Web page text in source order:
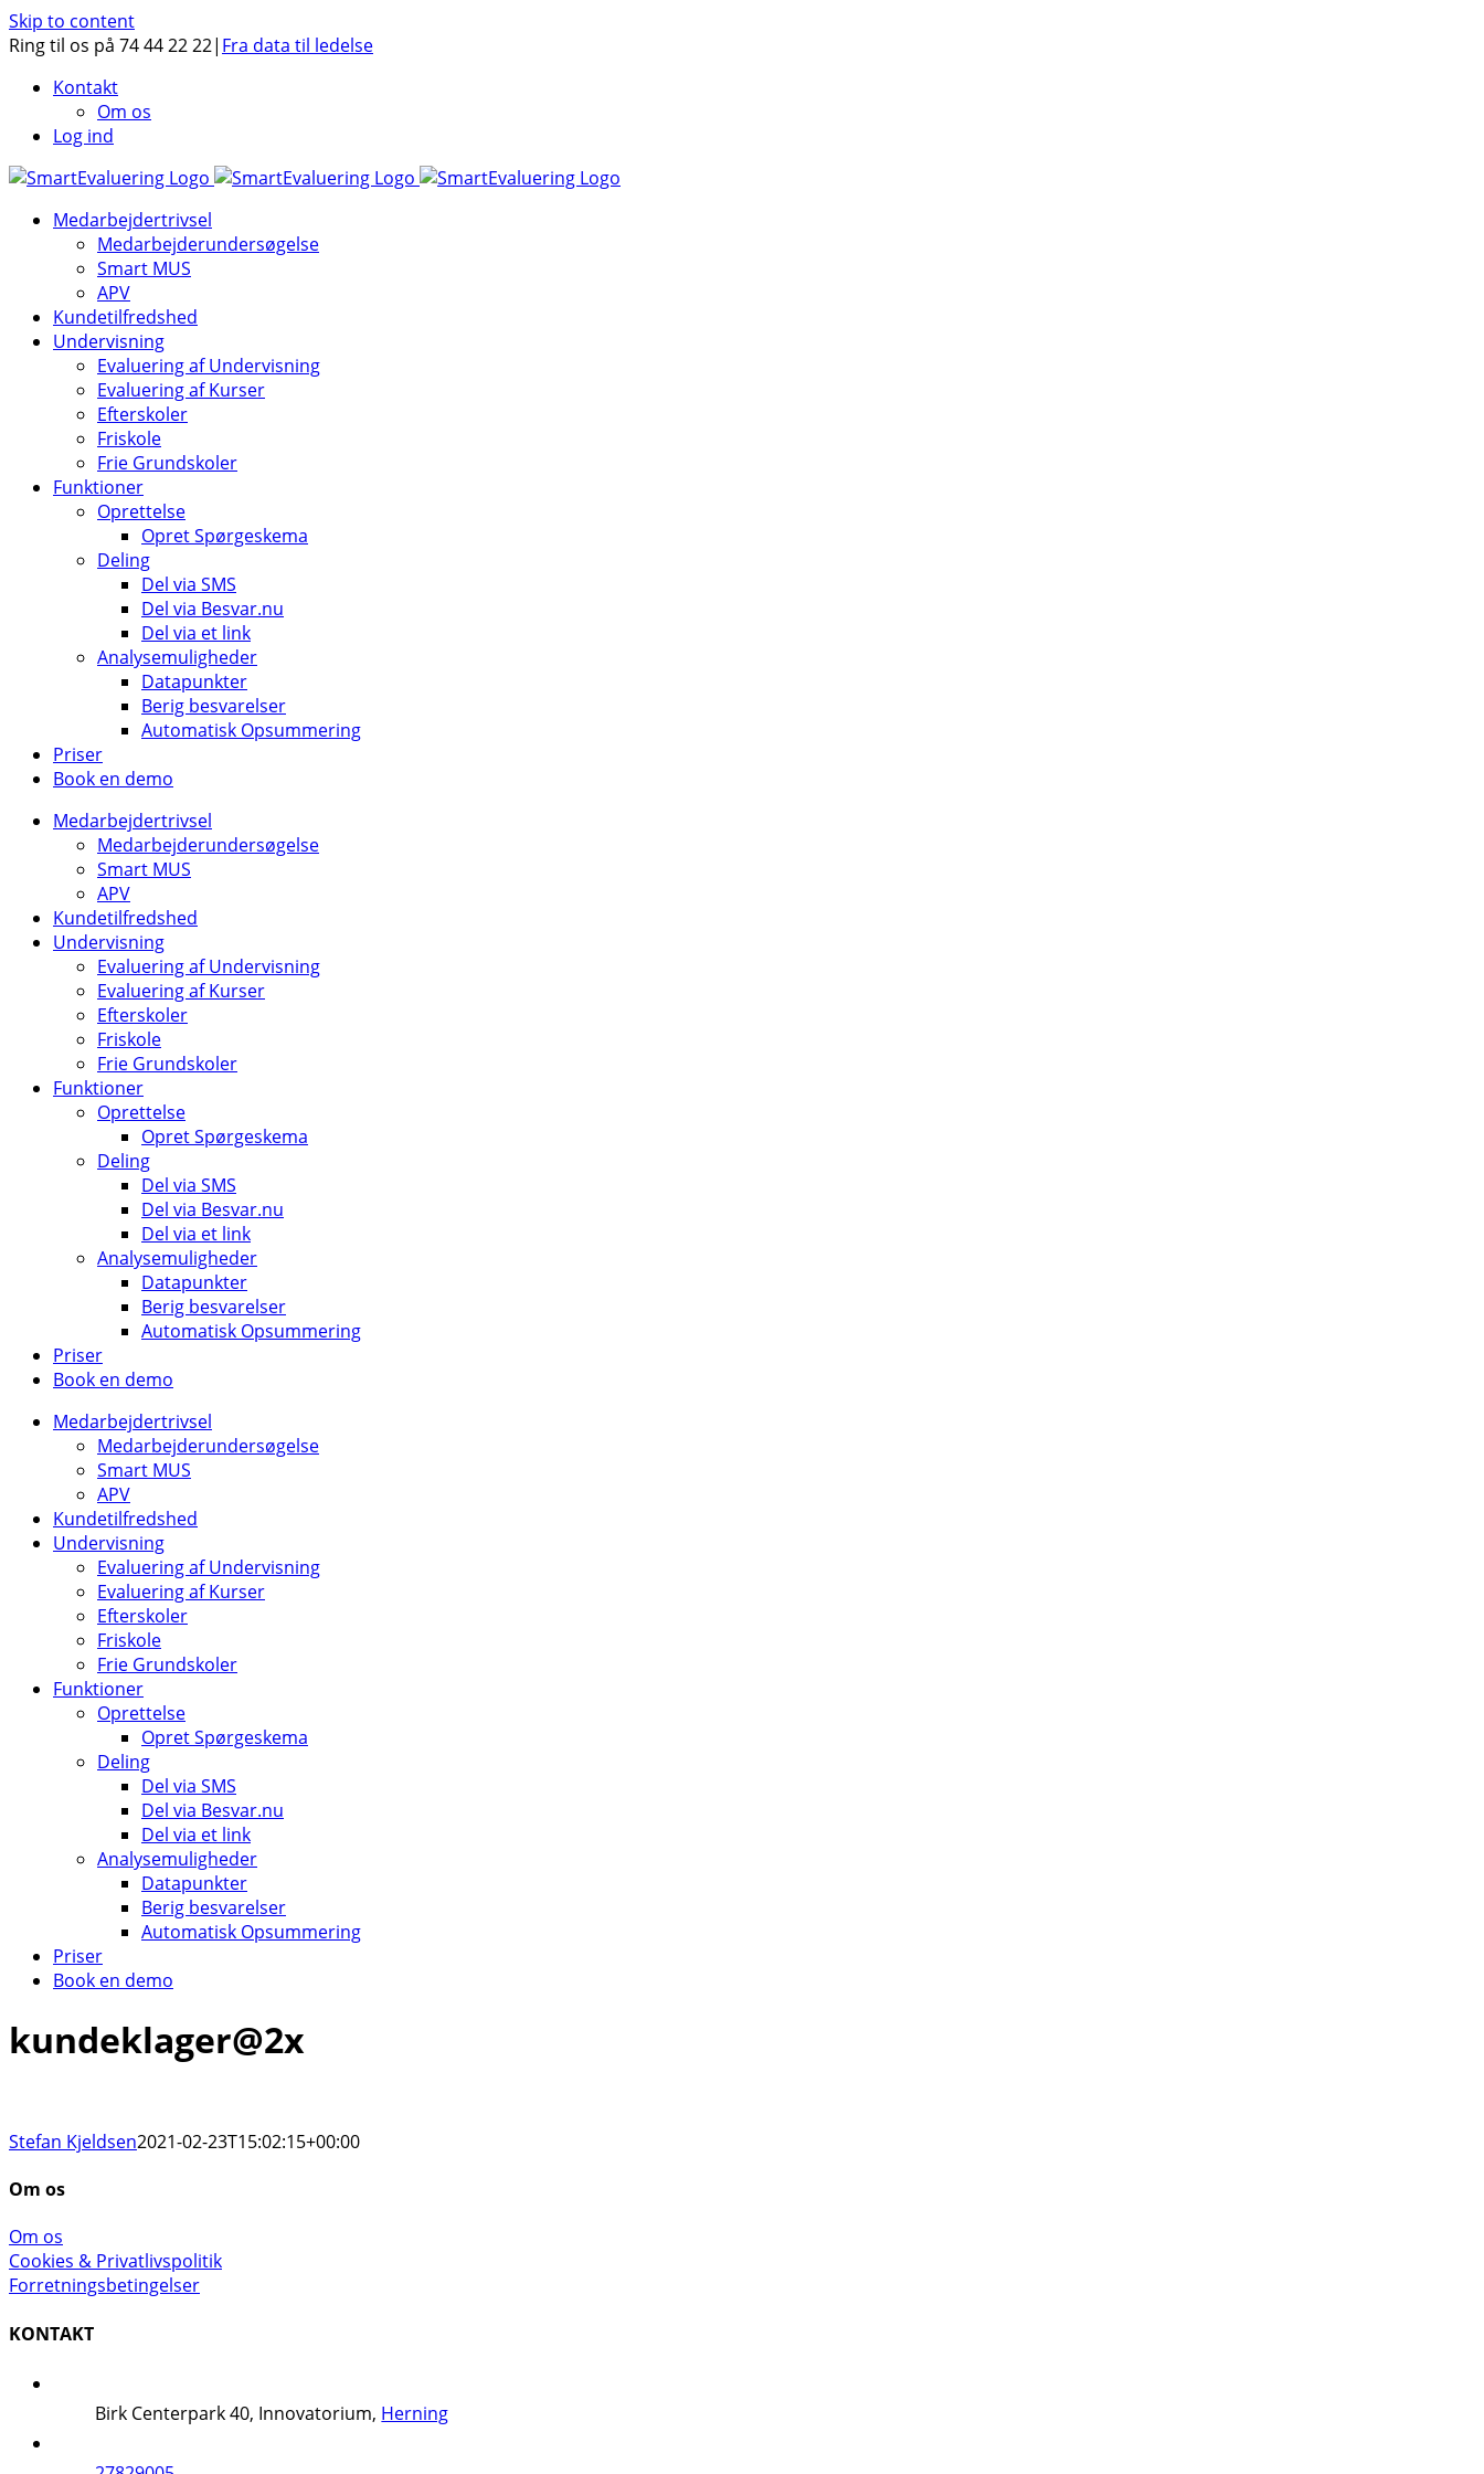
Skip to content
Ring til os på 74 44 22 22| Fra data til ledelse
Kontakt
Om os
Log ind
Medarbejdertrivsel
Medarbejderundersøgelse
Smart MUS
APV
Kundetilfredshed
Undervisning
Evaluering af Undervisning
Evaluering af Kurser
Efterskoler
Friskole
Frie Grundskoler
Funktioner
Oprettelse
Opret Spørgeskema
Deling
Del via SMS
Del via Besvar.nu
Del via et link
Analysemuligheder
Datapunkter
Berig besvarelser
Automatisk Opsummering
Priser
Book en demo
Medarbejdertrivsel
Medarbejderundersøgelse
Smart MUS
APV
Kundetilfredshed
Undervisning
Evaluering af Undervisning
Evaluering af Kurser
Efterskoler
Friskole
Frie Grundskoler
Funktioner
Oprettelse
Opret Spørgeskema
Deling
Del via SMS
Del via Besvar.nu
Del via et link
Analysemuligheder
Datapunkter
Berig besvarelser
Automatisk Opsummering
Priser
Book en demo
Medarbejdertrivsel
Medarbejderundersøgelse
Smart MUS
APV
Kundetilfredshed
Undervisning
Evaluering af Undervisning
Evaluering af Kurser
Efterskoler
Friskole
Frie Grundskoler
Funktioner
Oprettelse
Opret Spørgeskema
Deling
Del via SMS
Del via Besvar.nu
Del via et link
Analysemuligheder
Datapunkter
Berig besvarelser
Automatisk Opsummering
Priser
Book en demo
kundeklager@2x
Stefan Kjeldsen2021-02-23T15:02:15+00:00
Om os
Om os
Cookies & Privatlivspolitik
Forretningsbetingelser
KONTAKT
Birk Centerpark 40, Innovatorium, Herning